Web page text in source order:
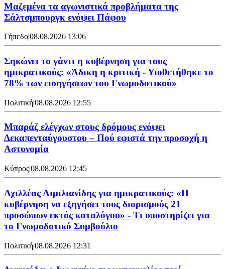
Μαζεμένα τα αγωνιστικά προβλήματα της
Σάλτσμπουργκ ενόψει Πάφου
Γήπεδο|08.08.2026 13:06
Σηκώνει το γάντι η κυβέρνηση για τους
ημικρατικούς: «Άδικη η κριτική - Υιοθετήθηκε το
78% των εισηγήσεων του Γνωμοδοτικού»
Πολιτική|08.08.2026 12:55
Μπαράζ ελέγχων στους δρόμους ενόψει
Δεκαπενταύγουστου – Πού εφιστά την προσοχή η
Αστυνομία
Κύπρος|08.08.2026 12:45
Αχιλλέας Αιμιλιανίδης για ημικρατικούς: «Η
κυβέρνηση να εξηγήσει τους διορισμούς 21
προσώπων εκτός καταλόγου» - Τι υποστηρίζει για
το Γνωμοδοτικό Συμβούλιο
Πολιτική|08.08.2026 12:31